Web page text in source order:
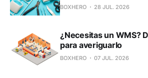
BOXHERO 28 JUL. 2026
¿Necesitas un WMS?
para averiguarlo
BOXHERO 07 JUL. 2026